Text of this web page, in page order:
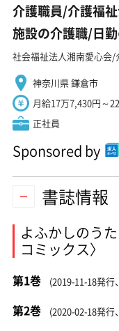
介護職員/介護福
施設の介護職/日
社会福祉法人湘南愛心会/
神奈川県 鎌倉市
月給17万7,430円～
正社員
Sponsored by
書誌情報
よふかしのう
コミックス〉
第1巻 (2019-11-18発行、
第2巻 (2020-02-18発行、